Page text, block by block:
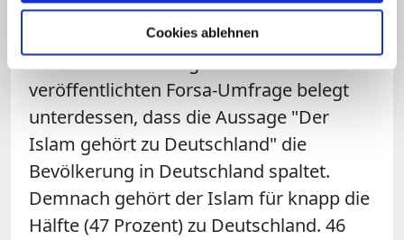
Cookies ablehnen
gehöre.
Eine am Donnerstag in Köln
veröffentlichten Forsa-Umfrage belegt
unterdessen, dass die Aussage "Der
Islam gehört zu Deutschland" die
Bevölkerung in Deutschland spaltet.
Demnach gehört derIslam für knapp die
Hälfte (47 Prozent) zu Deutschland. 46